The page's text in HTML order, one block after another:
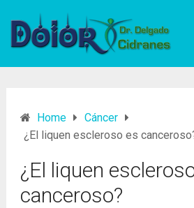
Home
Cáncer
¿El liquen escleroso es
¿El liquen
canceroso?